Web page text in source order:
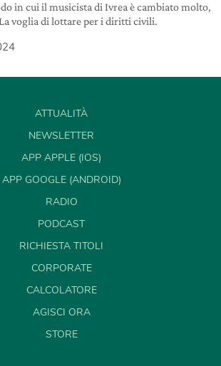
in cui il musicista di Ivrea è cambiato molto,
voglia di lottare per i diritti civili.
ATTUALITÀ
NEWSLETTER
APP APPLE (IOS)
APP GOOGLE (ANDROID)
RADIO
PODCAST
RICHIESTA TITOLI
CORPORATE
CALCOLATORE
AGISCI ORA
STORE